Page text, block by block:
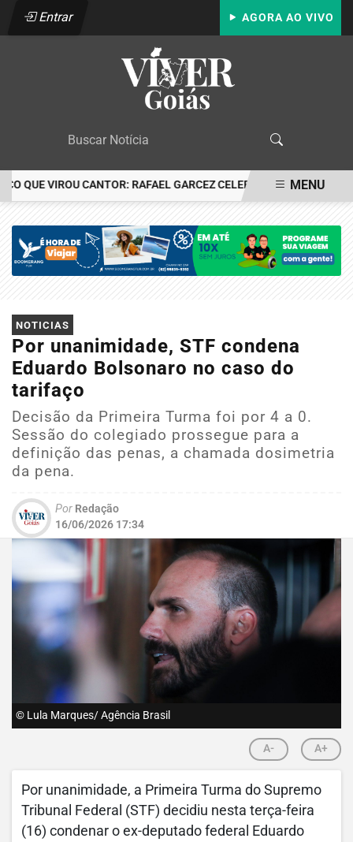
Entrar AGORA AO VIVO
VIROU CANTOR: RAFAEL GARCEZ CELEBRA 24 ANOS COM
MENU
NOTICIAS
Por unanimidade, STF condena
Eduardo Bolsonaro no caso do
tarifaço
Decisão da Primeira Turma foi por 4 a 0.
Sessão do colegiado prossegue para a
definição das penas, a chamada dosimetria
da pena.
Por Redação
16/06/2026 17:34
© Lula Marques/ Agência Brasil
A- A+
Por unanimidade, a Primeira Turma do Supremo
Tribunal Federal (STF) decidiu nesta terça-feira
(16) condenar o ex-deputado federal Eduardo